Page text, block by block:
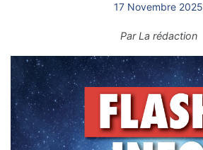
17 Novembre 2025
ParLa rédaction